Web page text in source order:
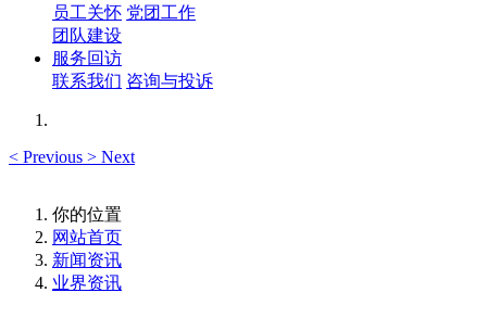
员工关怀 党团工作
团队建设
服务回访
联系我们 咨询与投诉
< Previous > Next
你的位置
网站首页
新闻资讯
业界资讯